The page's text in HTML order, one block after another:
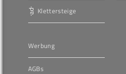
Klettersteige
Werbung
AGBs